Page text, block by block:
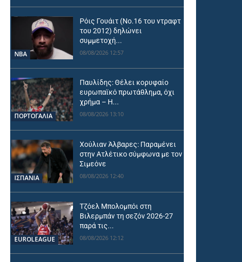
NBA
Ρόις Γουάιτ (Νο.16 του ντραφτ
του 2012) δηλώνει
συμμετοχή...
08/08/2026 12:57
ΠΟΡΤΟΓΑΛΙΑ
Παυλίδης: Θέλει κορυφαίο
ευρωπαϊκό πρωτάθλημα, όχι
χρήμα – Η...
08/08/2026 13:10
ΙΣΠΑΝΙΑ
Χούλιαν Άλβαρες: Παραμένει
στην Ατλέτικο σύμφωνα με τον
Σιμεόνε
08/08/2026 12:40
EUROLEAGUE
Τζόελ Μπολομπόι στη
Βιλερμπάν τη σεζόν 2026-27
παρά τις...
08/08/2026 12:12